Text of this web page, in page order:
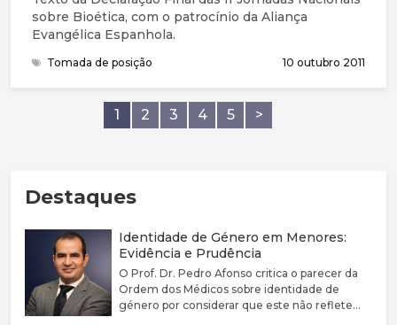
sobre Bioética, com o patrocínio da Aliança
Evangélica Espanhola.
Tomada de posição 10 outubro 2011
1 2 3 4 5 >
Destaques
Identidade de Género em Menores:
Evidência e Prudência
O Prof. Dr. Pedro Afonso critica o parecer da
Ordem dos Médicos sobre identidade de
género por considerar que este não reflete